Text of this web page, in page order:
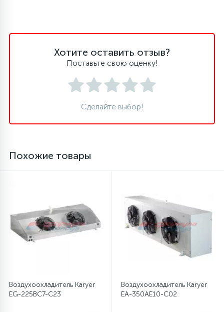
Стекла люка
Суппорты (ступицы)
Таходатчики
Улитки помп
12
12
Шланги залива
Хотите оставить отзыв?
Поставьте свою оценку!
Сделайте выбор!
Похожие товары
Воздухоохладитель Karyer
EG-225BC7-C23
Воздухоохладитель Karyer
EA-350AE10-C02